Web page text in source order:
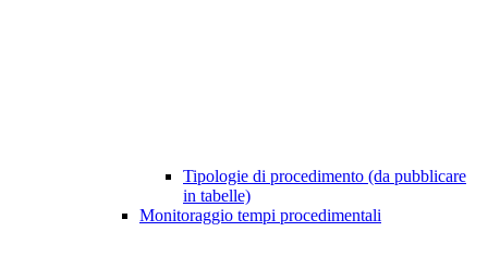
Tipologie di procedimento (da pubblicare
in tabelle)
Monitoraggio tempi procedimentali